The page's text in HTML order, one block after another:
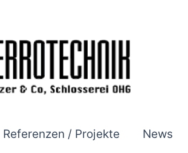
Referenzen / Projekte News